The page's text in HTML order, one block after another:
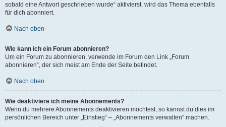
sobald eine Antwort geschrieben wurde“ aktivierst, wird das Thema ebenfalls
für dich abonniert.
Nach oben
Wie kann ich ein Forum abonnieren?
Um ein Forum zu abonnieren, verwende im Forum den Link „Forum
abonnieren“, der sich meist am Ende der Seite befindet.
Nach oben
Wie deaktiviere ich meine Abonnements?
Wenn du mehrere Abonnements deaktivieren möchtest, so kannst du dies im
persönlichen Bereich unter „Einstieg“ – „Abonnements verwalten“ machen.